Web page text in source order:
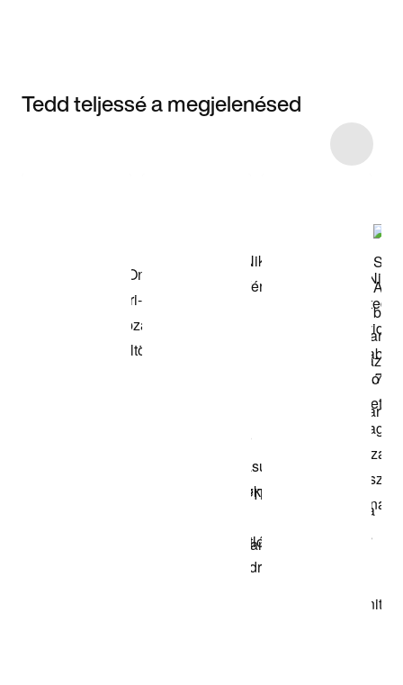
Tedd teljessé a megjelenésed